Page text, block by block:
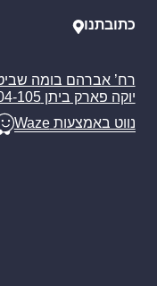
כתובתנו
יוקה פארק ביתן C104-105
נווט באמצעות Waze